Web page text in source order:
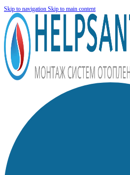
Skip to navigation Skip to main content